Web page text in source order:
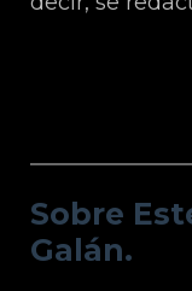
Sobre
Galán.